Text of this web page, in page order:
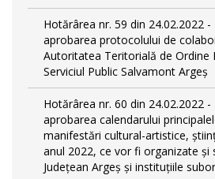
Hotărârea nr. 59 din 24.02.2022
aprobarea protocolului de
Autoritatea Teritorială de Ordine
Serviciul Public Salvamont Argeș
Hotărârea nr. 60 din 24.02.2022
aprobarea calendarului
manifestări cultural-artistice,
anul 2022, ce vor fi organizate și
Județean Argeș și instituțiile